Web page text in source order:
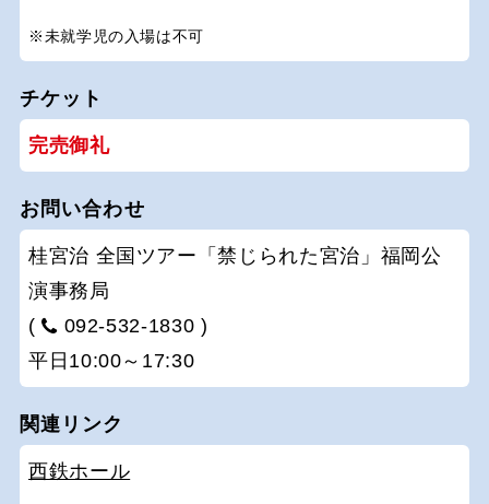
※未就学児の入場は不可
チケット
完売御礼
お問い合わせ
桂宮治 全国ツアー「禁じられた宮治」福岡公
演事務局
(
092-532-1830 )
平日10:00～17:30
関連リンク
西鉄ホール